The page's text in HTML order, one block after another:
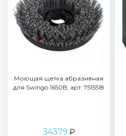
Моющая щетка абразивная
для Swingo 1650B, арт. 7515518
34379 ₽